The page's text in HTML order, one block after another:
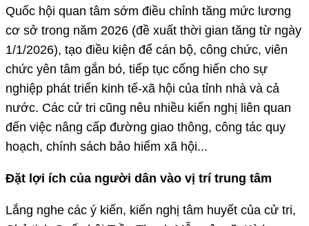
Quốc hội quan tâm sớm điều chỉnh tăng mức lương
cơ sở trong năm 2026 (đề xuất thời gian tăng từ ngày
1/1/2026), tạo điều kiện để cán bộ, công chức, viên
chức yên tâm gắn bó, tiếp tục cống hiến cho sự
nghiệp phát triển kinh tế-xã hội của tỉnh nhà và cả
nước. Các cử tri cũng nêu nhiều kiến nghị liên quan
đến việc nâng cấp đường giao thông, công tác quy
hoạch, chính sách bảo hiểm xã hội...
Đặt lợi ích của người dân vào vị trí trung tâm
Lắng nghe các ý kiến, kiến nghị tâm huyết của cử tri,